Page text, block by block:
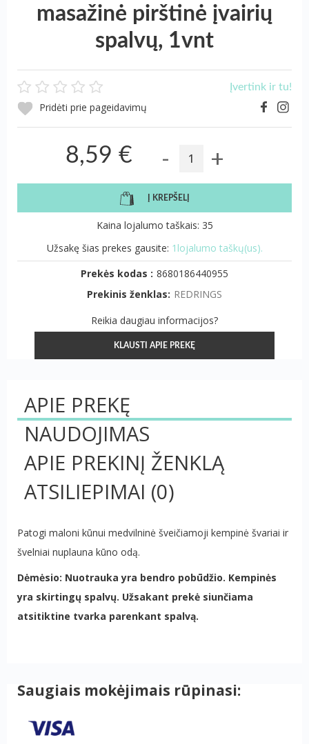
masažinė pirštinė įvairių
spalvų, 1vnt
Įvertink ir tu!
Pridėti prie pageidavimų
8,59 € - +
Į KREPŠELĮ
Kaina lojalumo taškais: 35
Užsakę šias prekes gausite: 1lojalumo taškų(us).
Prekės kodas : 8680186440955
Prekinis ženklas: REDRINGS
Reikia daugiau informacijos?
KLAUSTI APIE PREKĘ
APIE PREKĘ
NAUDOJIMAS
APIE PREKINĮ ŽENKLĄ
ATSILIEPIMAI (0)
Patogi maloni kūnui medvilninė šveičiamoji kempinė švariai ir
švelniai nuplauna kūno odą.
Dėmėsio: Nuotrauka yra bendro pobūdžio. Kempinės
yra skirtingų spalvų. Užsakant prekė siunčiama
atsitiktine tvarka parenkant spalvą.
Saugiais mokėjimais rūpinasi: